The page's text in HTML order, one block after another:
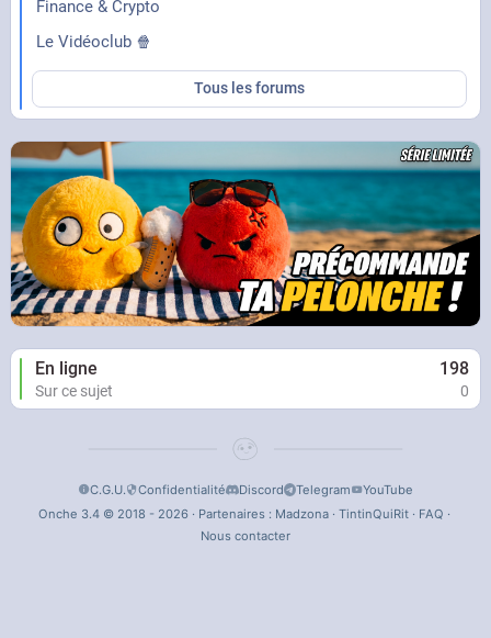
Finance & Crypto
Le Vidéoclub 🍿
Tous les forums
En ligne 198
Sur ce sujet 0
C.G.U. Confidentialité Discord Telegram
YouTube
Onche 3.4 © 2018 - 2026 · Partenaires : Madzona· TintinQuiRit· FAQ ·
Nous contacter